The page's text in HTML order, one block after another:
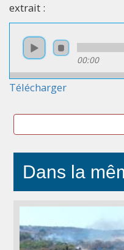
extrait :
00:00
Télécharger
Dans la